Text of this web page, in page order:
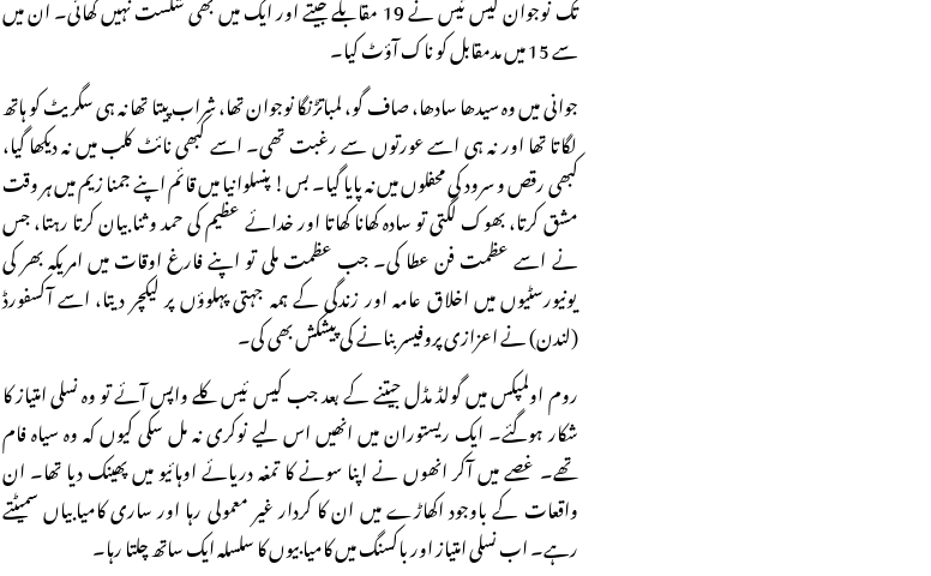
سے 15 میں مدمقابل کو ناک آؤٹ کیا۔
جوانی میں وہ سیدھا سادھا، صاف گو، لمباتڑنگا نوجوان تھا، شراب پیتا تھا نہ ہی سگریٹ کو ہاتھ
لگاتا تھا اور نہ ہی اسے عورتوں سے رغبت تھی۔ اسے کبھی نائٹ کلب میں نہ دیکھا گیا،
کبھی رقص و سرود کی محفلوں میں نہ پایا گیا۔ بس! پنسلوانیا میں قائم اپنے جمنا زیم میں ہر وقت
مشق کرتا، بھوک لگتی تو سادہ کھانا کھاتا اور خدائے عظیم کی حمد و ثنا بیان کرتا رہتا، جس
نے اسے عظمت فن عطا کی۔ جب عظمت ملی تو اپنے فارغ اوقات میں امریکہ بھر کی
یونیورسٹیوں میں اخلاق عامہ اور زندگی کے ہمہ جہتی پہلوؤں پر لیکچر دیتا، اسے آکسفورڈ
(لندن) نے اعزازی پروفیسر بنانے کی پیشکش بھی کی۔
روم اولمپکس میں گولڈ مڈل جیتنے کے بعد جب کیس ئیس کلے واپس آئے تو وہ نسلی امتیاز کا
شکار ہوگئے۔ ایک ریستوران میں انھیں اس لیے نوکری نہ مل سکی کیوں کہ وہ سیاہ فام
تھے۔ غصے میں آکر انھوں نے اپنا سونے کا تمغہ دریائے اوہائیو میں پھینک دیا تھا۔ ان
واقعات کے باوجود اکھاڑے میں ان کا کردار غیر معمولی رہا اور ساری کامیابیاں سمیٹتے
رہے۔ اب نسلی امتیاز اور باکسنگ میں کامیابیوں کا سلسلہ ایک ساتھ چلتا رہا۔